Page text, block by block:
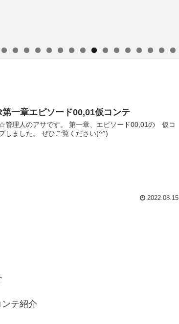
第一章エピソード00,01仮コンテ
管理人のアサです。 第一章、エピソード00,01の 仮コ
しました。 ぜひご覧ください(^^)
2022.08.15
テ紹介